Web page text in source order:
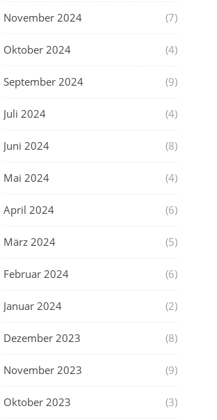
November 2024 (7)
Oktober 2024 (4)
September 2024 (9)
Juli 2024 (4)
Juni 2024 (8)
Mai 2024 (4)
April 2024 (6)
März 2024 (5)
Februar 2024 (6)
Januar 2024 (2)
Dezember 2023 (8)
November 2023 (9)
Oktober 2023 (3)